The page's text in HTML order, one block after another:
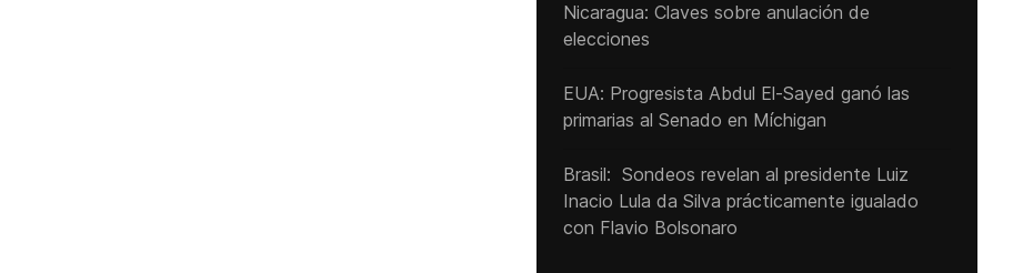
Nicaragua: Claves sobre anulación de
elecciones
EUA: Progresista Abdul El-Sayed ganó las
primarias al Senado ‌en Míchigan
Brasil: Sondeos revelan al presidente Luiz
Inacio Lula da Silva prácticamente igualado
con Flavio Bolsonaro